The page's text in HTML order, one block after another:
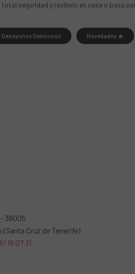
total seguridad y recíbelo en casa o pasa
Desayunos Deliciosos Novedades 🔥
38005
(Santa Cruz de Tenerife)
18 07 31